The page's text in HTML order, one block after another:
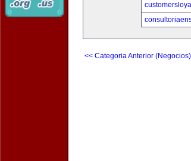
<< Categoria Anterior (Negocios)